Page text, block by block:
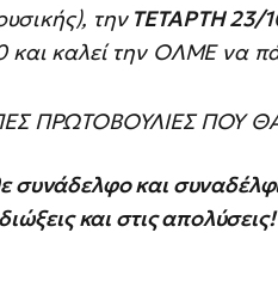
τηνΤΕΤΑΡΤΗ 23/
και καλεί την ΟΛΜΕ να
ΠΡΩΤΟΒΟΥΛΙΕΣ
συνάδελφο και
διώξεις και στις